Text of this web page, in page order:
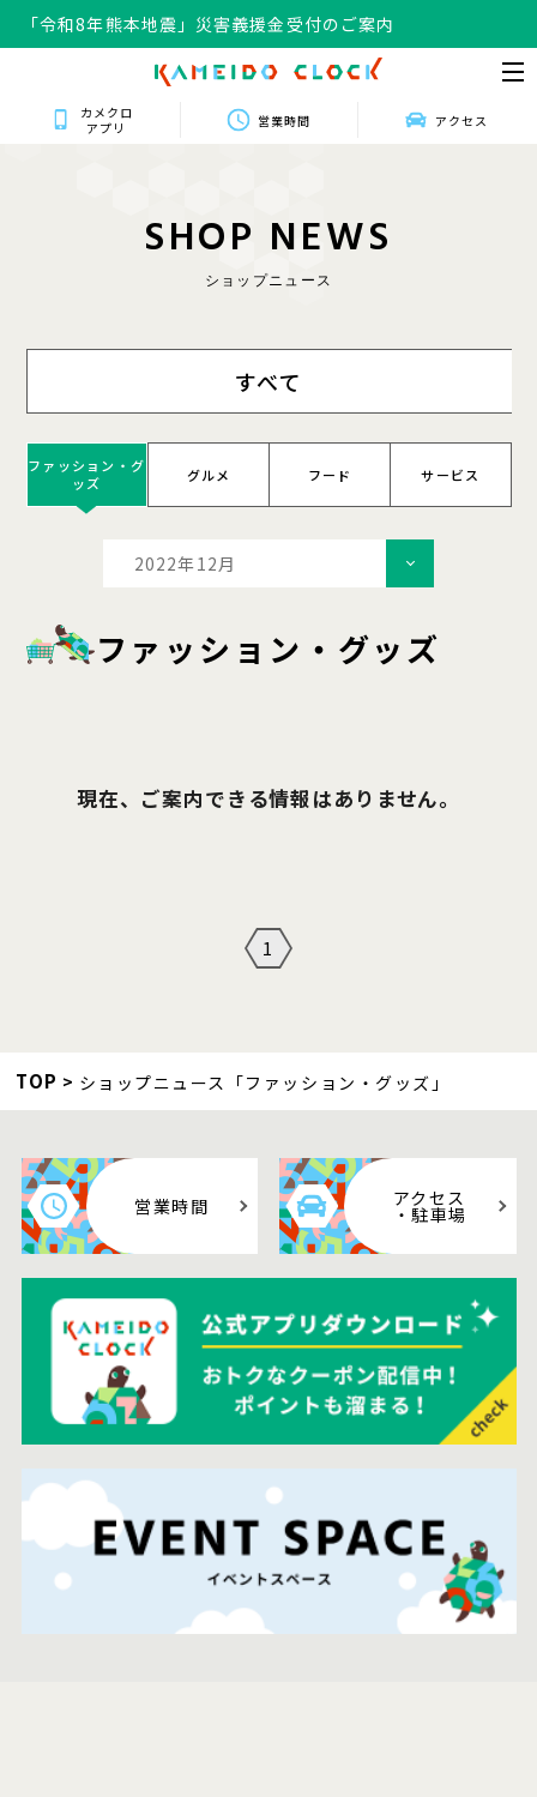
「令和8年熊本地震」災害義援金受付のご案内
カメクロ
アプリ
営業時間 アクセス
SHOP NEWS
ショップニュース
すべて
ファッション・グ
ッズ
グルメ フード サービス
2022年12月
ファッション・グッズ
現在、ご案内できる情報はありません。
1
TOP ショップニュース「ファッション・グッズ」
営業時間 アクセス
・駐車場